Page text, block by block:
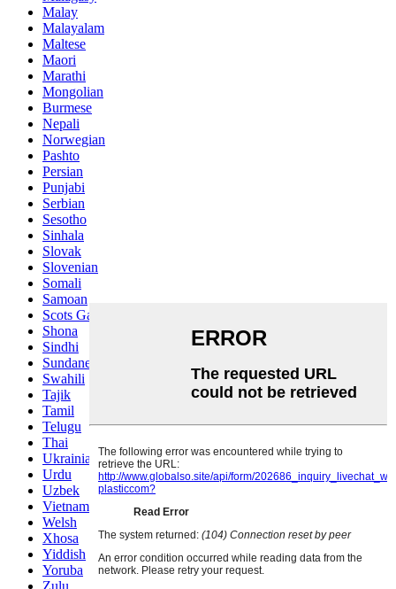
Malay
Malayalam
Maltese
Maori
Marathi
Mongolian
Burmese
Nepali
Norwegian
Pashto
Persian
Punjabi
Serbian
Sesotho
Sinhala
Slovak
Slovenian
Somali
Samoan
Scots Gaelic
Shona
Sindhi
Sundanese
Swahili
Tajik
Tamil
Telugu
Thai
Ukrainian
Urdu
Uzbek
Vietnamese
Welsh
Xhosa
Yiddish
Yoruba